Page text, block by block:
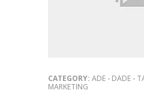
CATEGORY: ADE - DADE -
MARKETING